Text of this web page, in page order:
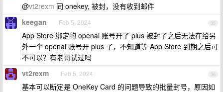
@vt2rexm 同 onekey, 被封，没有收到邮件
35
keegan Feb 5, 2024
App Store 绑定的 openai 账号开了 plus 被封了之后无法在给另
外一个 openai 账号开 plus 了，不知道等 App Store 到期之后可
不可以？有老哥试过吗
36
vt2rexm Feb 5, 2024
基本可以断定是 OneKey Card 的问题导致的批量封号，原因如